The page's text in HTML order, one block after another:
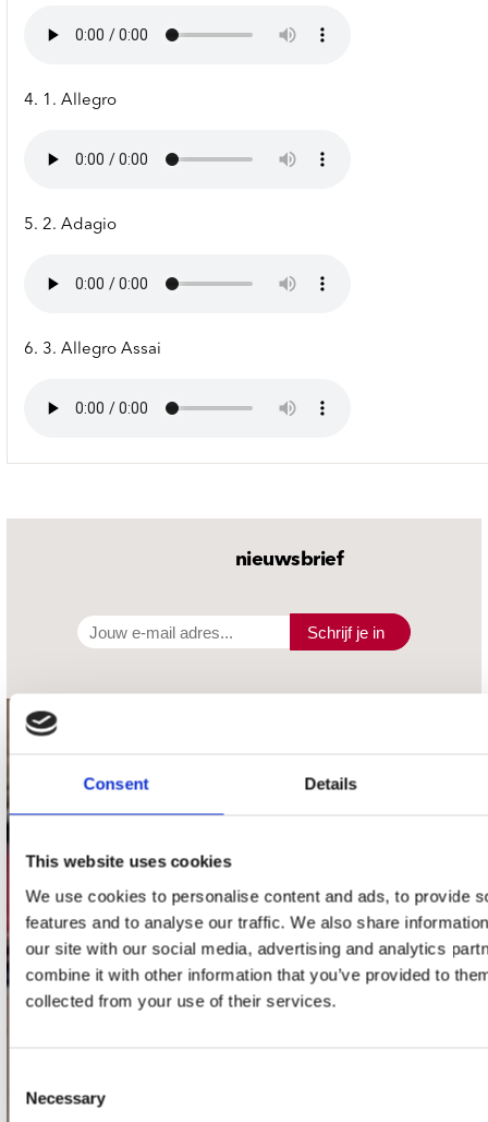
Consent Details
This website uses cookies
We use cookies to personalise content and ads, to provide
features and to analyse our traffic. We also share
our site with our social media, advertising and analytics
combine it with other information that you’ve provided to
collected from your use of their services.
Selection
Necessary
4. 1. Allegro
5. 2. Adagio
6. 3. Allegro Assai
nieuwsbrief
Schrijf je in
Stuur ons een e-mail
webwinkel@platomania.nl
Adres
Concerto Recordstore
Utrechtsestraat 52-60
1017 VP Amsterdam